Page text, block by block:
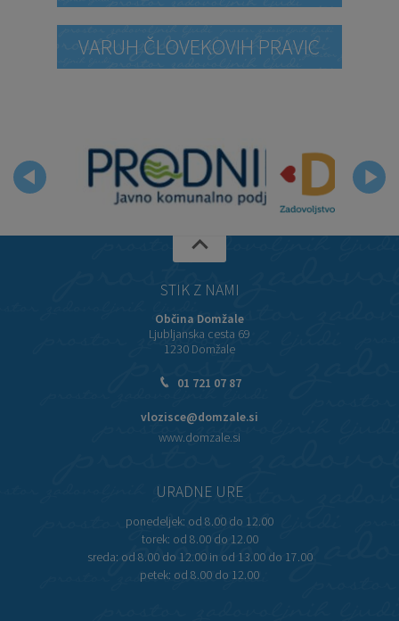
VARUH ČLOVEKOVIH PRAVIC
STIK Z NAMI
Občina Domžale
Ljubljanska cesta 69
1230 Domžale
01 721 07 87
vlozisce@domzale.si
www.domzale.si
URADNE URE
ponedeljek: od 8.00 do 12.00
torek: od 8.00 do 12.00
sreda: od 8.00 do 12.00 in od 13.00 do 17.00
petek: od 8.00 do 12.00